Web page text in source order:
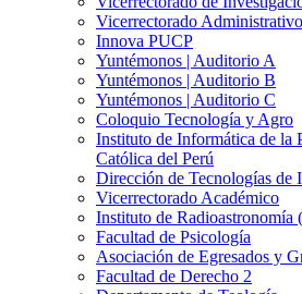
Vicerrectorado Administrativo
Innova PUCP
Yuntémonos | Auditorio A
Yuntémonos | Auditorio B
Yuntémonos | Auditorio C
Coloquio Tecnología y Agro
Instituto de Informática de la
Católica del Perú
Dirección de Tecnologías de
Vicerrectorado Académico
Instituto de
Facultad de Psicología
Asociación de Egresados y
Facultad de Derecho 2